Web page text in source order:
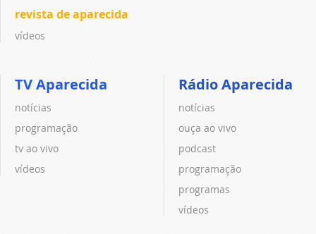
revista de aparecida
vídeos
TV Aparecida
notícias
programação
tv ao vivo
vídeos
Rádio Aparecida
notícias
ouça ao vivo
podcast
programação
programas
vídeos